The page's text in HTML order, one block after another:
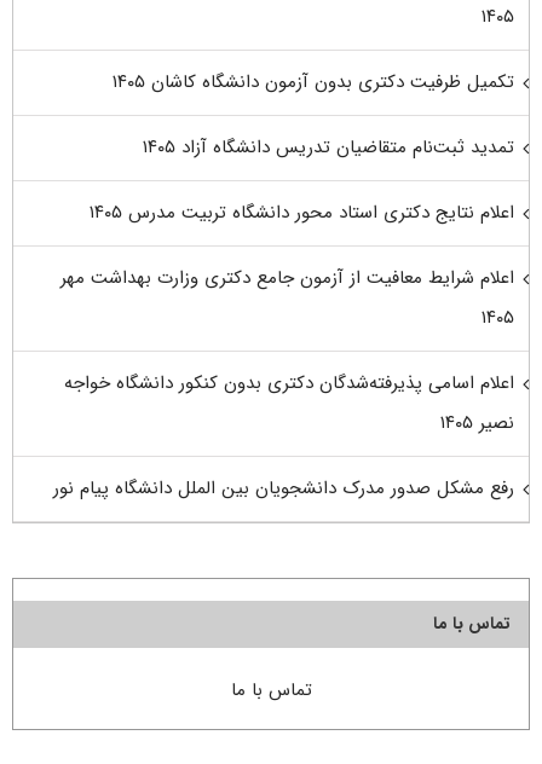
۱۴۰۵
تکمیل ظرفیت دکتری بدون آزمون دانشگاه کاشان ۱۴۰۵
تمدید ثبت‌نام متقاضیان تدریس دانشگاه آزاد ۱۴۰۵
اعلام نتایج دکتری استاد محور دانشگاه تربیت مدرس ۱۴۰۵
اعلام شرایط معافیت از آزمون جامع دکتری وزارت بهداشت مهر
۱۴۰۵
اعلام اسامی پذیرفته‌شدگان دکتری بدون کنکور دانشگاه خواجه
نصیر ۱۴۰۵
رفع مشکل صدور مدرک دانشجویان بین الملل دانشگاه پیام نور
تماس با ما
تماس با ما